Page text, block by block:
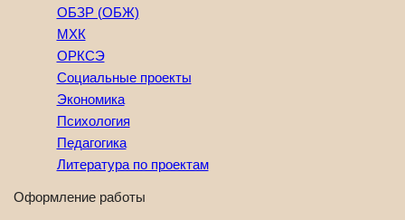
ОБЗР (ОБЖ)
МХК
ОРКСЭ
Социальные проекты
Экономика
Психология
Педагогика
Литература по проектам
Оформление работы